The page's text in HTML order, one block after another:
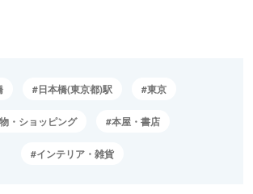
日本橋(東京都)駅 東京
・ショッピング 本屋・書店
インテリア・雑貨